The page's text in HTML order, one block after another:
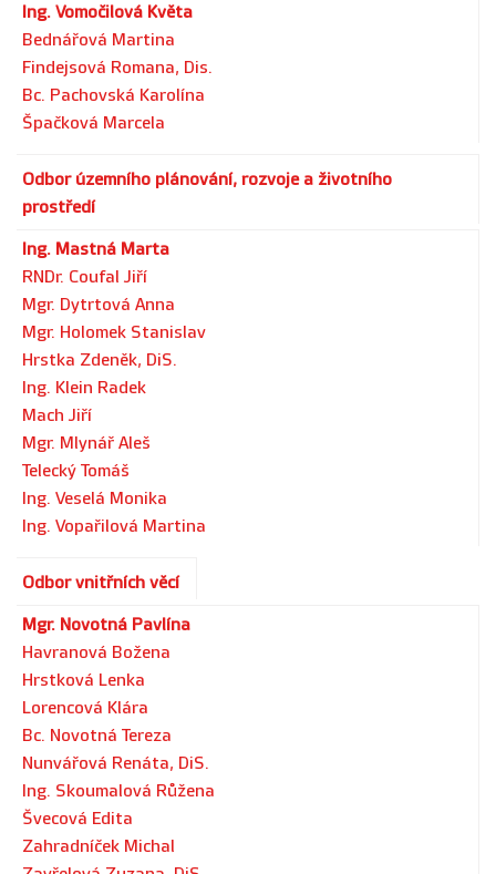
Ing. Vomočilová Květa
Bednářová Martina
Findejsová Romana, Dis.
Bc. Pachovská Karolína
Špačková Marcela
Odbor územního plánování, rozvoje a životního
prostředí
Ing. Mastná Marta
RNDr. Coufal Jiří
Mgr. Dytrtová Anna
Mgr. Holomek Stanislav
Hrstka Zdeněk, DiS.
Ing. Klein Radek
Mach Jiří
Mgr. Mlynář Aleš
Telecký Tomáš
Ing. Veselá Monika
Ing. Vopařilová Martina
Odbor vnitřních věcí
Mgr. Novotná Pavlína
Havranová Božena
Hrstková Lenka
Lorencová Klára
Bc. Novotná Tereza
Nunvářová Renáta, DiS.
Ing. Skoumalová Růžena
Švecová Edita
Zahradníček Michal